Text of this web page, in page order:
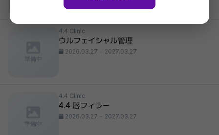
準備中
4.4 Clinic
ウルフェイシャル管理
2026.03.27 ~ 2027.03.27
準備中
4.4 Clinic
4.4 唇フィラー
2026.03.27 ~ 2027.03.27